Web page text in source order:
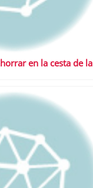
en la cesta de la